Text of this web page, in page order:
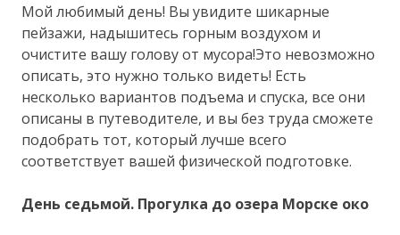
Мой любимый день! Вы увидите шикарные
пейзажи, надышитесь горным воздухом и
очистите вашу голову от мусора!Это невозможно
описать, это нужно только видеть! Есть
несколько вариантов подъема и спуска, все они
описаны в путеводителе, и вы без труда сможете
подобрать тот, который лучше всего
соответствует вашей физической подготовке.
День седьмой. Прогулка до озера Морске око